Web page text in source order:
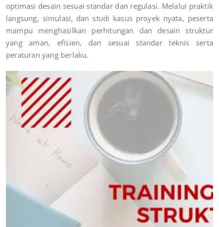
optimasi desain sesuai standar dan regulasi. Melalui praktik
langsung, simulasi, dan studi kasus proyek nyata, peserta
mampu menghasilkan perhitungan dan desain struktur
yang aman, efisien, dan sesuai standar teknis serta
peraturan yang berlaku.